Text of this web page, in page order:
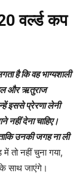
वर्ल्ड कप
है कि वह भाग्यशाली
और ऋतुराज
इससे प्रेरणा लेनी
नहीं देना चाहिए।
उनकी जगह ना ली
तो नहीं चुना गया,
के साथ जाएंगे।